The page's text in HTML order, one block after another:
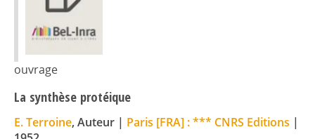
ouvrage
La synthèse protéique
E. Terroine, Auteur | Paris [FRA] : *** CNRS Editions |